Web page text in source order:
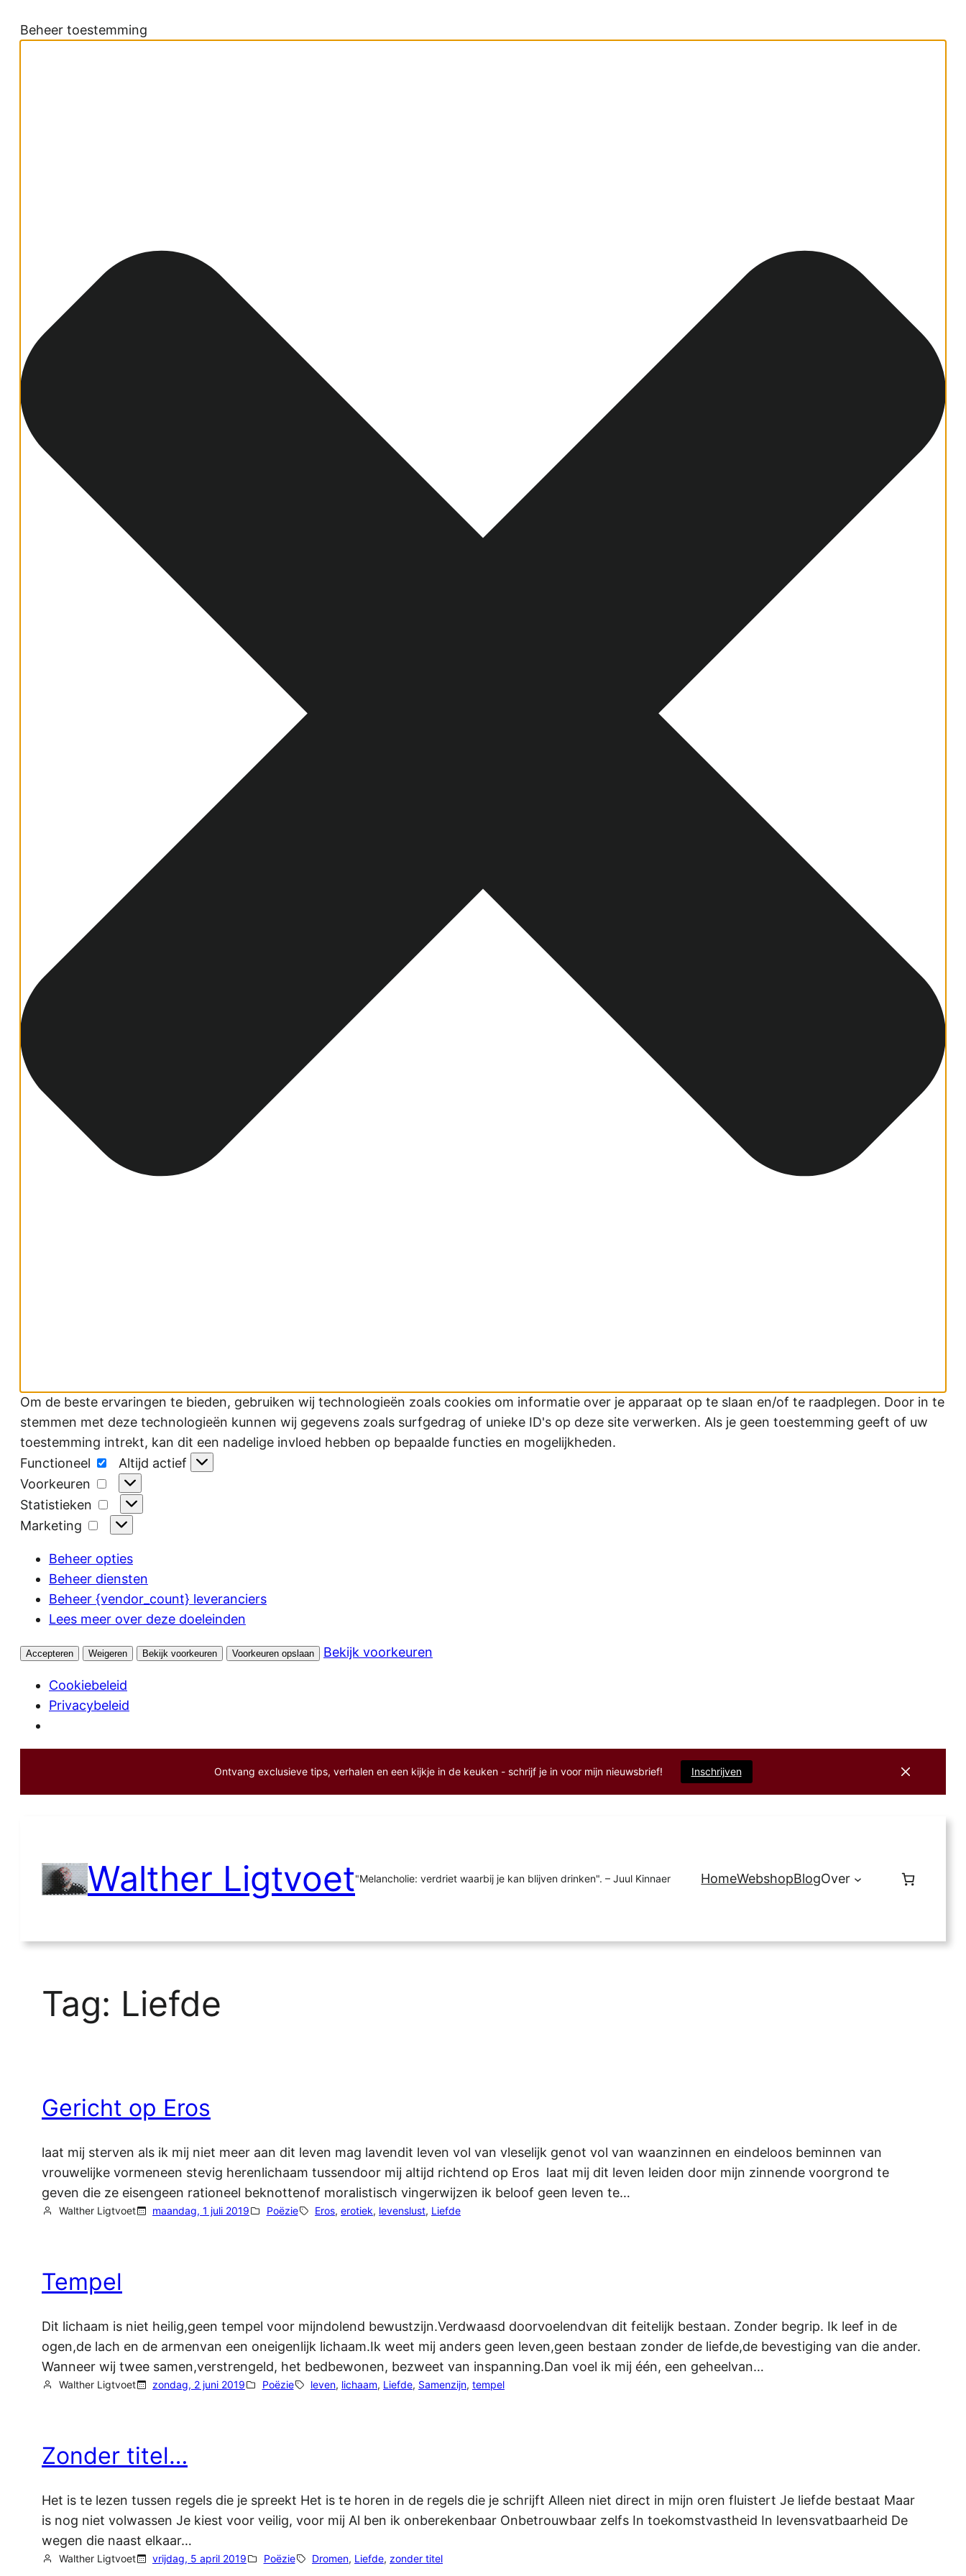
Beheer toestemming
Om de beste ervaringen te bieden, gebruiken wij technologieën zoals cookies om informatie over je apparaat op te slaan en/of te raadplegen. Door in te
stemmen met deze technologieën kunnen wij gegevens zoals surfgedrag of unieke ID's op deze site verwerken. Als je geen toestemming geeft of uw
toestemming intrekt, kan dit een nadelige invloed hebben op bepaalde functies en mogelijkheden.
Functioneel
Functioneel
Altijd actief
Voorkeuren
Voorkeuren
Statistieken
Statistieken
Marketing
Marketing
Beheer opties
Beheer diensten
Beheer {vendor_count} leveranciers
Lees meer over deze doeleinden
Accepteren Weigeren Bekijk voorkeuren Voorkeuren opslaan Bekijk voorkeuren
Cookiebeleid
Privacybeleid
Ontvang exclusieve tips, verhalen en een kijkje in de keuken - schrijf je in voor mijn nieuwsbrief! Inschrijven
inhoud
Walther Ligtvoet"Melancholie: verdriet waarbij je kan blijven drinken". – Juul Kinnaer HomeWebshopBlogOver
Tag: Liefde
Gericht op Eros
laat mij sterven als ik mij niet meer aan dit leven mag lavendit leven vol van vleselijk genot vol van waanzinnen en eindeloos beminnen van
vrouwelijke vormeneen stevig herenlichaam tussendoor mij altijd richtend op Eros laat mij dit leven leiden door mijn zinnende voorgrond te
geven die ze eisengeen rationeel beknottenof moralistisch vingerwijzen ik beloof geen leven te…
Walther Ligtvoet maandag, 1 juli 2019 Poëzie Eros, erotiek, levenslust, Liefde
Tempel
Dit lichaam is niet heilig,geen tempel voor mijndolend bewustzijn.Verdwaasd doorvoelendvan dit feitelijk bestaan. Zonder begrip. Ik leef in de
ogen,de lach en de armenvan een oneigenlijk lichaam.Ik weet mij anders geen leven,geen bestaan zonder de liefde,de bevestiging van die ander.
Wanneer wij twee samen,verstrengeld, het bedbewonen, bezweet van inspanning.Dan voel ik mij één, een geheelvan…
Walther Ligtvoet zondag, 2 juni 2019 Poëzie leven, lichaam, Liefde, Samenzijn, tempel
Zonder titel…
Het is te lezen tussen regels die je spreekt Het is te horen in de regels die je schrijft Alleen niet direct in mijn oren fluistert Je liefde bestaat Maar
is nog niet volwassen Je kiest voor veilig, voor mij Al ben ik onberekenbaar Onbetrouwbaar zelfs In toekomstvastheid In levensvatbaarheid De
wegen die naast elkaar…
Walther Ligtvoet vrijdag, 5 april 2019 Poëzie Dromen, Liefde, zonder titel